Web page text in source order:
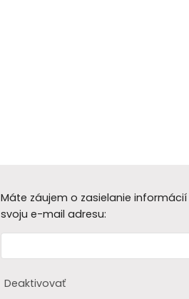
Máte záujem o zasielanie
svoju e-mail adresu:
Deaktivovať